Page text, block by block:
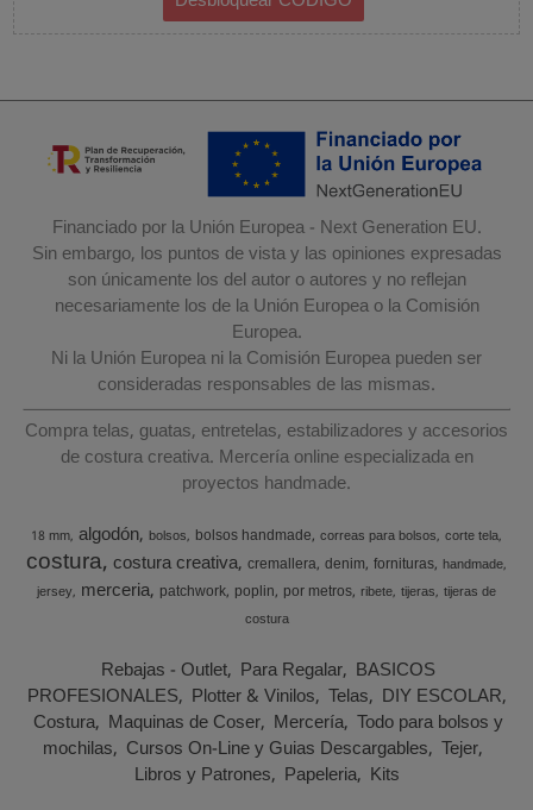
Financiado por la Unión Europea - Next Generation EU.
Sin embargo, los puntos de vista y las opiniones expresadas
son únicamente los del autor o autores y no reflejan
necesariamente los de la Unión Europea o la Comisión
Europea.
Ni la Unión Europea ni la Comisión Europea pueden ser
consideradas responsables de las mismas.
Compra telas, guatas, entretelas, estabilizadores y accesorios
de costura creativa. Mercería online especializada en
proyectos handmade.
18 mm algodón bolsos bolsos handmade correas para bolsos corte tela
costura costura creativa cremallera denim fornituras handmade
jersey merceria patchwork poplin por metros ribete tijeras tijeras de
costura
Rebajas - Outlet Para Regalar BASICOS
PROFESIONALES Plotter & Vinilos Telas DIY ESCOLAR
Costura Maquinas de Coser Mercería Todo para bolsos y
mochilas Cursos On-Line y Guias Descargables Tejer
Libros y Patrones Papeleria Kits